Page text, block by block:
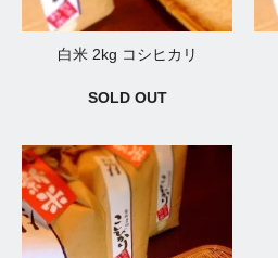
白米 2kg コシヒカリ
SOLD OUT